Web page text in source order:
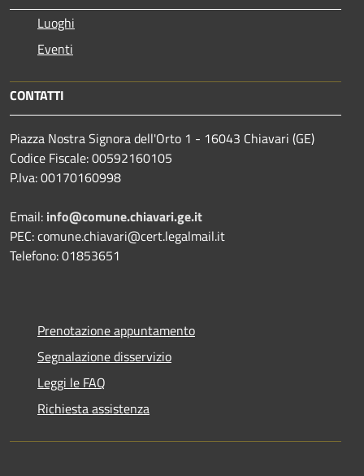
Luoghi
Eventi
CONTATTI
Piazza Nostra Signora dell'Orto 1 - 16043 Chiavari (GE)
Codice Fiscale: 00592160105
P.Iva: 00170160998
Email: info@comune.chiavari.ge.it
PEC: comune.chiavari@cert.legalmail.it
Telefono: 01853651
Prenotazione appuntamento
Segnalazione disservizio
Leggi le FAQ
Richiesta assistenza